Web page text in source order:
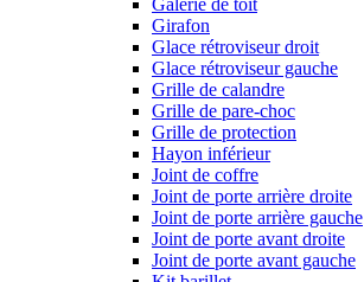
Galerie de toit
Girafon
Glace rétroviseur droit
Glace rétroviseur gauche
Grille de calandre
Grille de pare-choc
Grille de protection
Hayon inférieur
Joint de coffre
Joint de porte arrière droite
Joint de porte arrière gauche
Joint de porte avant droite
Joint de porte avant gauche